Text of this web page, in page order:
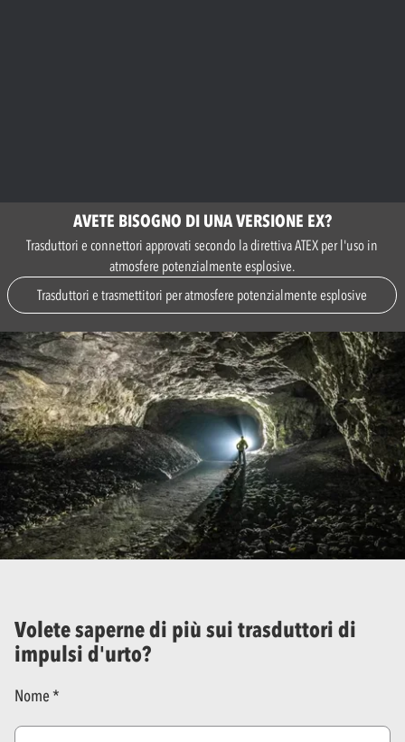
AVETE BISOGNO DI UNA VERSIONE EX?
Trasduttori e connettori approvati secondo la direttiva ATEX per l'uso in
atmosfere potenzialmente esplosive.
Trasduttori e trasmettitori per atmosfere potenzialmente esplosive
Volete saperne di più sui trasduttori di
impulsi d'urto?
Nome